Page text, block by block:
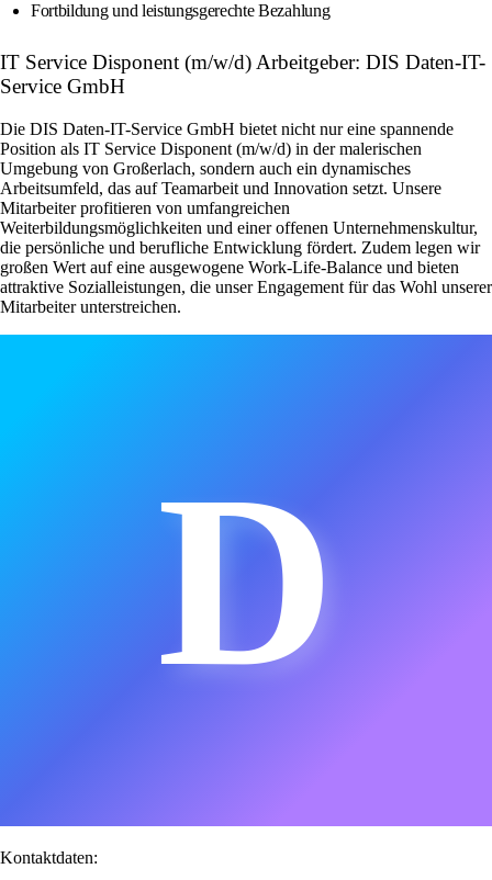
Fortbildung und leistungsgerechte Bezahlung
IT Service Disponent (m/w/d) Arbeitgeber: DIS Daten-IT-
Service GmbH
Die DIS Daten-IT-Service GmbH bietet nicht nur eine spannende
Position als IT Service Disponent (m/w/d) in der malerischen
Umgebung von Großerlach, sondern auch ein dynamisches
Arbeitsumfeld, das auf Teamarbeit und Innovation setzt. Unsere
Mitarbeiter profitieren von umfangreichen
Weiterbildungsmöglichkeiten und einer offenen Unternehmenskultur,
die persönliche und berufliche Entwicklung fördert. Zudem legen wir
großen Wert auf eine ausgewogene Work-Life-Balance und bieten
attraktive Sozialleistungen, die unser Engagement für das Wohl unserer
Mitarbeiter unterstreichen.
D
Kontaktdaten: